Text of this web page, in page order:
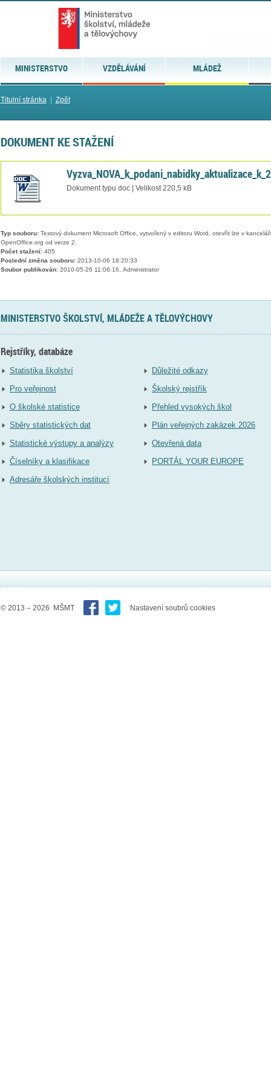
MINISTERSTVO VZDĚLÁVÁNÍ MLÁDEŽ
Titulní stránka| Zpět
DOKUMENT KE STAŽENÍ
Dokument typu doc | Velikost 220,5 kB
Typ souboru:Textový dokument Microsoft Office, vytvořený v editoru Word, otevřít lze v
OpenOffice.org od verze 2.
Počet stažení:405
Poslední změna souboru:2013-10-06 18:20:33
Soubor publikován:2010-05-26 11:06:16, Administrator
MINISTERSTVO ŠKOLSTVÍ, MLÁDEŽE A TĚLOVÝCHOVY
Rejstříky, databáze
Statistika školství
Pro veřejnost
O školské statistice
Sběry statistických dat
Statistické výstupy a analýzy
Číselníky a klasifikace
Adresáře školských institucí
Důležité odkazy
Školský rejstřík
Přehled vysokých škol
Plán veřejných zakázek 2026
Otevřená data
PORTÁL YOUR EUROPE
© 2013 – 2026 MŠMT Nastavení soubrů cookies